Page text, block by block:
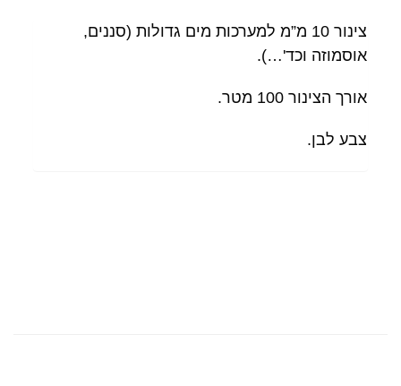
צינור 10 מ”מ למערכות מים גדולות (סננים,
אוסמוזה וכד'…).
אורך הצינור 100 מטר.
צבע לבן.